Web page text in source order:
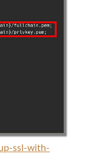
ssl-with-